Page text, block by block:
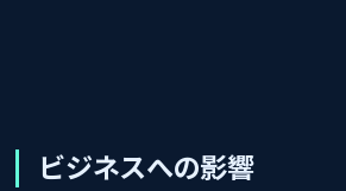
ビジネスへの影響